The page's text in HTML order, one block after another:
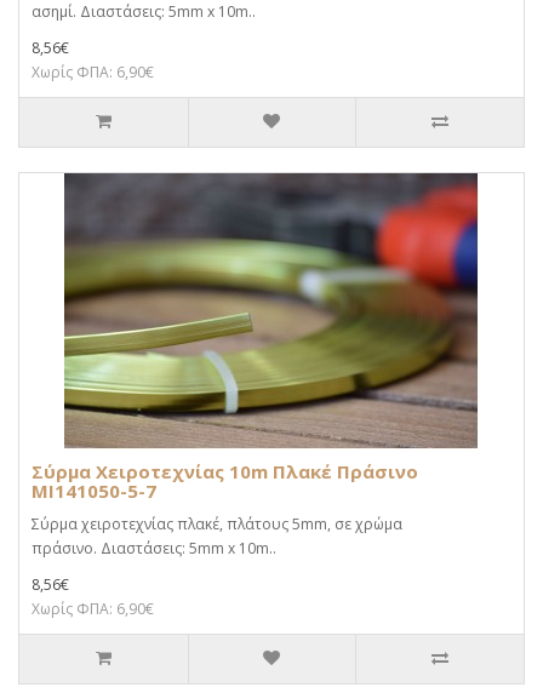
ασημί. Διαστάσεις: 5mm x 10m..
8,56€
Χωρίς ΦΠΑ: 6,90€
Σύρμα Χειροτεχνίας 10m Πλακέ Πράσινο
MI141050-5-7
Σύρμα χειροτεχνίας πλακέ, πλάτους 5mm, σε χρώμα
πράσινο. Διαστάσεις: 5mm x 10m..
8,56€
Χωρίς ΦΠΑ: 6,90€